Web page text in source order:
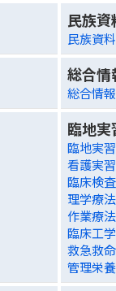
民族
民族資
総合情
総合情
臨地
臨地実
看護実
臨床検
理学療
作業療
臨床工
救急救
管理栄